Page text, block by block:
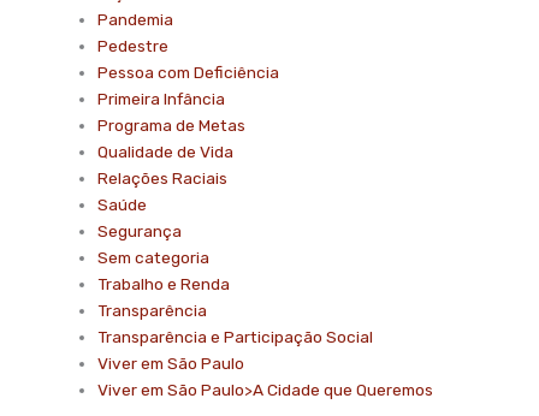
Pandemia
Pedestre
Pessoa com Deficiência
Primeira Infância
Programa de Metas
Qualidade de Vida
Relações Raciais
Saúde
Segurança
Sem categoria
Trabalho e Renda
Transparência
Transparência e Participação Social
Viver em São Paulo
Viver em São Paulo>A Cidade que Queremos